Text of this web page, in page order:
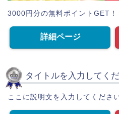
3000円分の無料ポイントGET！
詳細ページ
タイトルを入力してく
ここに説明文を入力してください